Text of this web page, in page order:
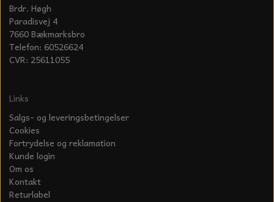
Brdr. Høgh
Paradisvej 4
7660 Bækmarksbro
Telefon: 60526624
CVR: 25611055
Links
Salgs- og leveringsbetingelser
Cookies
Fortrydelse og reklamation
Kunde login
Om os
Kontakt
Returlabel